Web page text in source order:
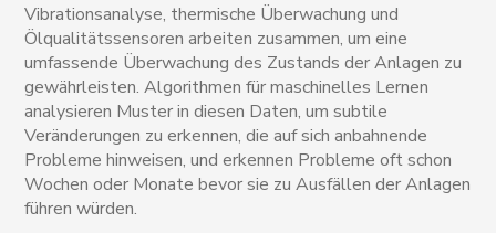
Vibrationsanalyse, thermische Überwachung und
Ölqualitätssensoren arbeiten zusammen, um eine
umfassende Überwachung des Zustands der Anlagen zu
gewährleisten. Algorithmen für maschinelles Lernen
analysieren Muster in diesen Daten, um subtile
Veränderungen zu erkennen, die auf sich anbahnende
Probleme hinweisen, und erkennen Probleme oft schon
Wochen oder Monate bevor sie zu Ausfällen der Anlagen
führen würden.